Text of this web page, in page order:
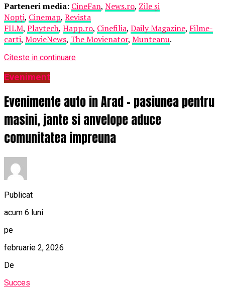
Parteneri media: CineFan, News.ro, Zile și
Nopți, Cinemap, Revista
FILM, Playtech, Happ.ro, Cinefilia, Daily Magazine, Filme-
carti, MovieNews, The Movienator, Munteanu.
Citeste in continuare
Eveniment
Evenimente auto in Arad – pasiunea pentru
masini, jante si anvelope aduce
comunitatea impreuna
Publicat
acum 6 luni
pe
februarie 2, 2026
De
Succes